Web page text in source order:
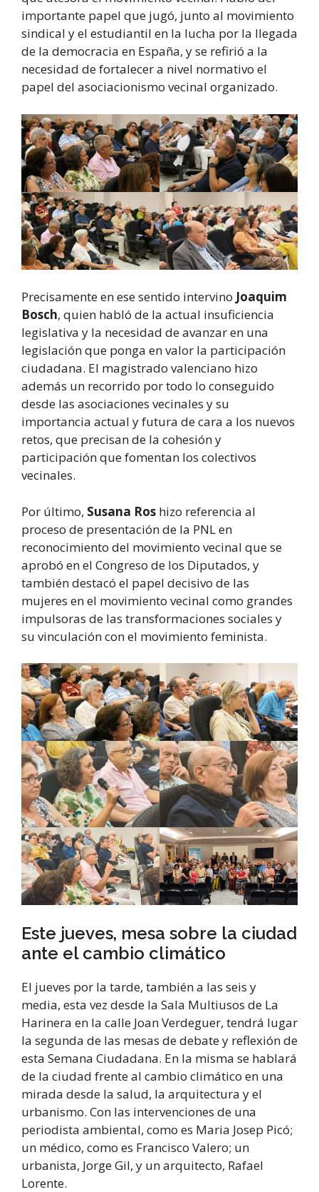
importante papel que jugó, junto al movimiento
sindical y el estudiantil en la lucha por la llegada
de la democracia en España, y se refirió a la
necesidad de fortalecer a nivel normativo el
papel del asociacionismo vecinal organizado.
Precisamente en ese sentido intervino Joaquim
Bosch, quien habló de la actual insuficiencia
legislativa y la necesidad de avanzar en una
legislación que ponga en valor la participación
ciudadana. El magistrado valenciano hizo
además un recorrido por todo lo conseguido
desde las asociaciones vecinales y su
importancia actual y futura de cara a los nuevos
retos, que precisan de la cohesión y
participación que fomentan los colectivos
vecinales.
Por último, Susana Ros hizo referencia al
proceso de presentación de la PNL en
reconocimiento del movimiento vecinal que se
aprobó en el Congreso de los Diputados, y
también destacó el papel decisivo de las
mujeres en el movimiento vecinal como grandes
impulsoras de las transformaciones sociales y
su vinculación con el movimiento feminista.
Este jueves, mesa sobre la ciudad
ante el cambio climático
El jueves por la tarde, también a las seis y
media, esta vez desde la Sala Multiusos de La
Harinera en la calle Joan Verdeguer, tendrá lugar
la segunda de las mesas de debate y reflexión de
esta Semana Ciudadana. En la misma se hablará
de la ciudad frente al cambio climático en una
mirada desde la salud, la arquitectura y el
urbanismo. Con las intervenciones de una
periodista ambiental, como es Maria Josep Picó;
un médico, como es Francisco Valero; un
urbanista, Jorge Gil, y un arquitecto, Rafael
Lorente.